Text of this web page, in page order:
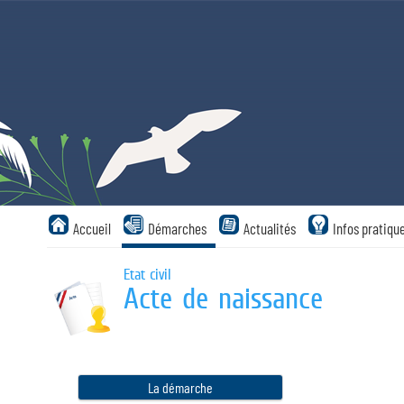
Accueil Démarches Actualités Infos
Etat civil
Acte de naissance
La démarche